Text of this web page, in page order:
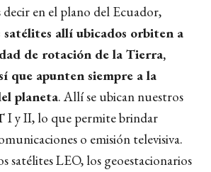
decir en el plano del Ecuador,
allí ubicados orbiten a
de rotación de la Tierra,
que apunten siempre a la
planeta. Allí se ubican nuestros
I y II, lo que permite brindar
o emisión televisiva.
satélites LEO, los geoestacionarios